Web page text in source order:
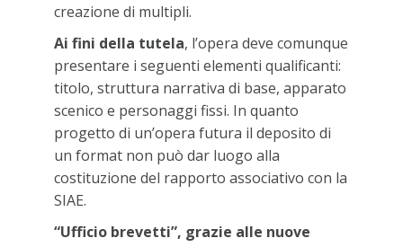
creazione di multipli.
Ai fini della tutela, l’opera deve comunque
presentare i seguenti elementi qualificanti:
titolo, struttura narrativa di base, apparato
scenico e personaggi fissi. In quanto
progetto di un’opera futura il deposito di
un format non può dar luogo alla
costituzione del rapporto associativo con la
SIAE.
“Ufficio brevetti”, grazie alle nuove